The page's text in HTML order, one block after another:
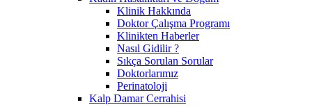
Klinik Hakkında
Doktor Çalışma Programı
Klinikten Haberler
Nasıl Gidilir ?
Sıkça Sorulan Sorular
Doktorlarımız
Perinatoloji
Kalp Damar Cerrahisi